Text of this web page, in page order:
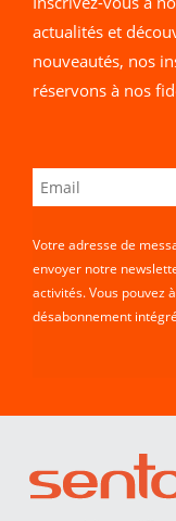
actualités et
nouveautés, nos
réservons à nos
Votre adresse de
envoyer notre
activités. Vous pouvez
désabonnement